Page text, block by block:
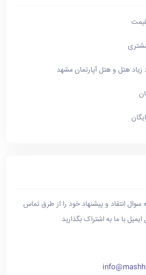
زیاد هتل و هتل آپارتمان مشهد
انتقاد و پیشنهاد خود را از طرق تماس
با ما به اشتراک بگذارید